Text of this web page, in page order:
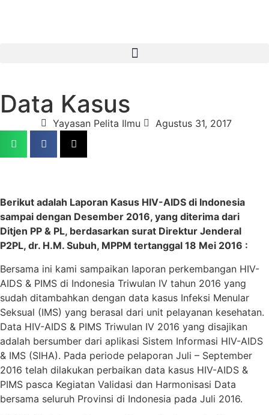
Data Kasus
Yayasan Pelita Ilmu Agustus 31, 2017
Berikut adalah Laporan Kasus HIV-AIDS di Indonesia
sampai dengan Desember 2016, yang diterima dari
Ditjen PP & PL, berdasarkan surat Direktur Jenderal
P2PL, dr. H.M. Subuh, MPPM tertanggal 18 Mei 2016 :
Bersama ini kami sampaikan Iaporan perkembangan HIV-
AIDS & PIMS di Indonesia Triwulan IV tahun 2016 yang
sudah ditambahkan dengan data kasus Infeksi Menular
Seksual (IMS) yang berasal dari unit pelayanan kesehatan.
Data HIV-AIDS & PIMS Triwulan IV 2016 yang disajikan
adalah bersumber dari aplikasi Sistem Informasi HIV-AIDS
& IMS (SIHA). Pada periode pelaporan Juli – September
2016 telah dilakukan perbaikan data kasus HIV-AIDS &
PIMS pasca Kegiatan Validasi dan Harmonisasi Data
bersama seluruh Provinsi di Indonesia pada Juli 2016.